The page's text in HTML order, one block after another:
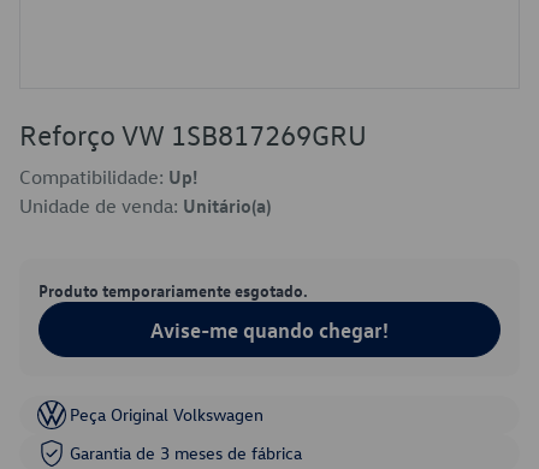
Reforço VW 1SB817269GRU
Compatibilidade: Up!
Unidade de venda: Unitário(a)
Produto temporariamente esgotado.
Avise-me quando chegar!
Peça Original Volkswagen
Garantia de 3 meses de fábrica